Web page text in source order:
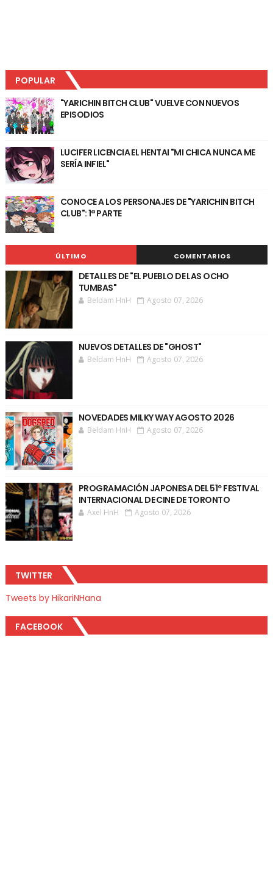
POPULAR
"YARICHIN BITCH CLUB" VUELVE CON NUEVOS
EPISODIOS
LUCIFER LICENCIA EL HENTAI "MI CHICA NUNCA ME
SERÍA INFIEL"
CONOCE A LOS PERSONAJES DE "YARICHIN BITCH
CLUB": 1ª PARTE
ÚLTIMO COMENTARIOS
DETALLES DE "EL PUEBLO DE LAS OCHO
TUMBAS"
Beldam HnH Agosto 07, 2026
NUEVOS DETALLES DE "GHOST"
Beldam HnH Agosto 07, 2026
NOVEDADES MILKY WAY AGOSTO 2026
Beldam HnH Agosto 07, 2026
PROGRAMACIÓN JAPONESA DEL 51º FESTIVAL
INTERNACIONAL DE CINE DE TORONTO
Axel HnH Agosto 07, 2026
TWITTER
Tweets by HikariNHana
FACEBOOK